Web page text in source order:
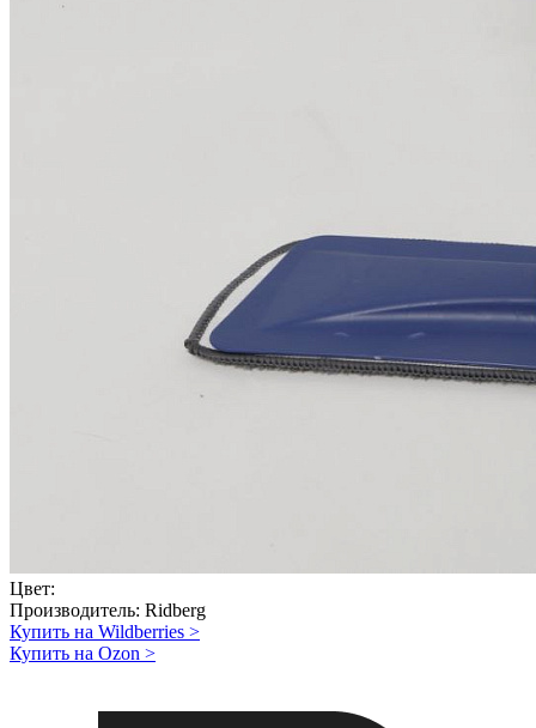
Цвет:
Производитель: Ridberg
Купить на Wildberries >
Купить на Ozon >